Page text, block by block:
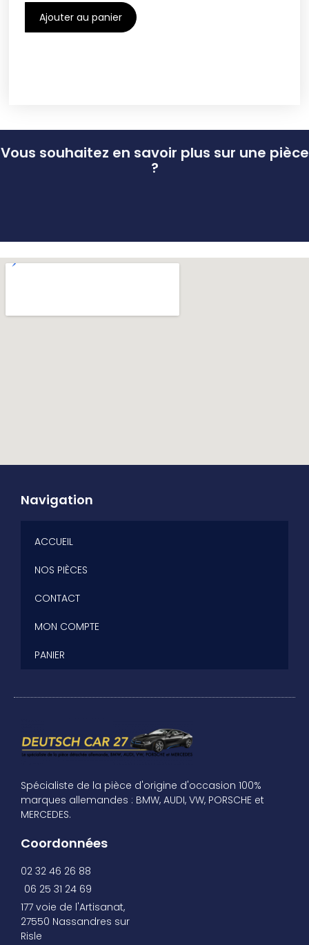
Ajouter au panier
Vous souhaitez en savoir plus sur une pièce
?
Navigation
ACCUEIL
NOS PIÈCES
CONTACT
MON COMPTE
PANIER
Spécialiste de la pièce d'origine d'occasion 100%
marques allemandes : BMW, AUDI, VW, PORSCHE et
MERCEDES.
Coordonnées
02 32 46 26 88
06 25 31 24 69
177 voie de l'Artisanat,
27550 Nassandres sur
Risle